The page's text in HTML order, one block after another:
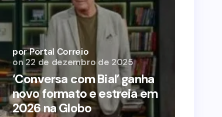
‘Conversa com Bial’ ganha
novo formato e estreia em
2026 na Globo
por Portal Correio
on 22 de dezembro de 2025